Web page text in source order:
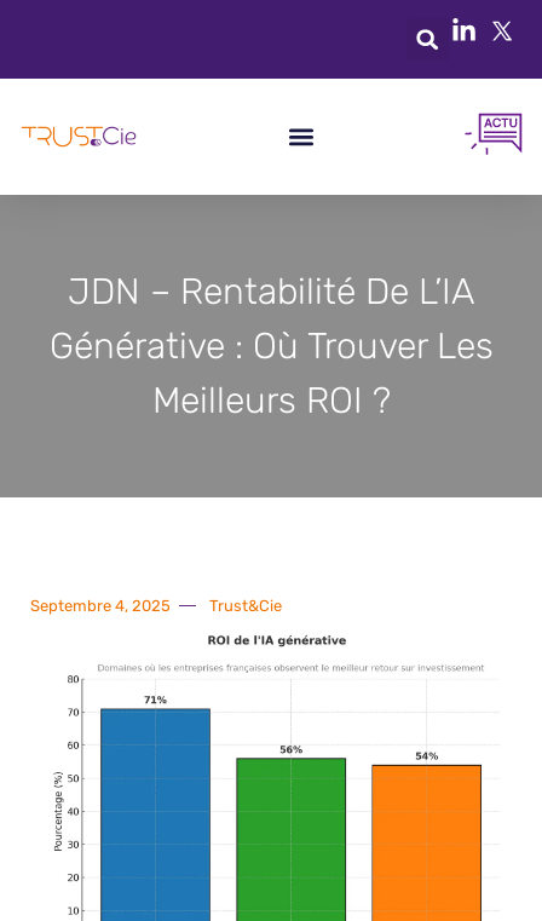
JDN – Rentabilité De L’IA
Générative : Où Trouver Les
Meilleurs ROI ?
Septembre 4, 2025 Trust&Cie